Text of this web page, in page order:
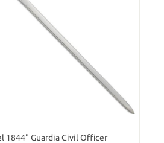
1844" Guardia Civil Officer